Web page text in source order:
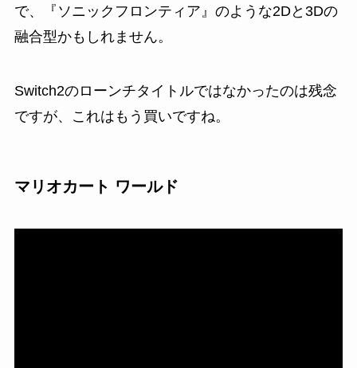
で、『ソニックフロンティア』のような2Dと3Dの
融合型かもしれません。
Switch2のローンチタイトルではなかったのは残念
ですが、これはもう買いですね。
マリオカート ワールド